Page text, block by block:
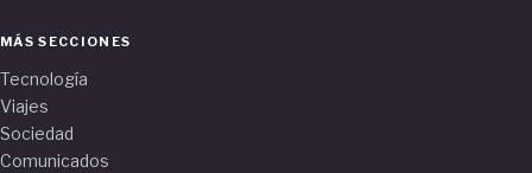
MÁS SECCIONES
Tecnología
Viajes
Sociedad
Comunicados